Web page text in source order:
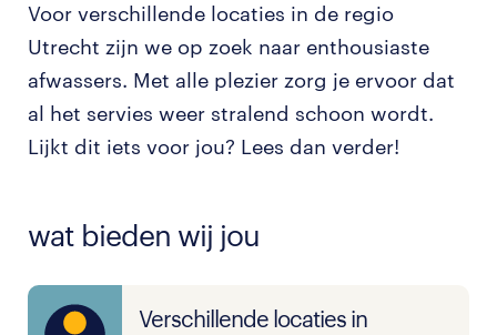
Voor verschillende locaties in de regio
Utrecht zijn we op zoek naar enthousiaste
afwassers. Met alle plezier zorg je ervoor dat
al het servies weer stralend schoon wordt.
Lijkt dit iets voor jou? Lees dan verder!
wat bieden wij jou
Verschillende locaties in